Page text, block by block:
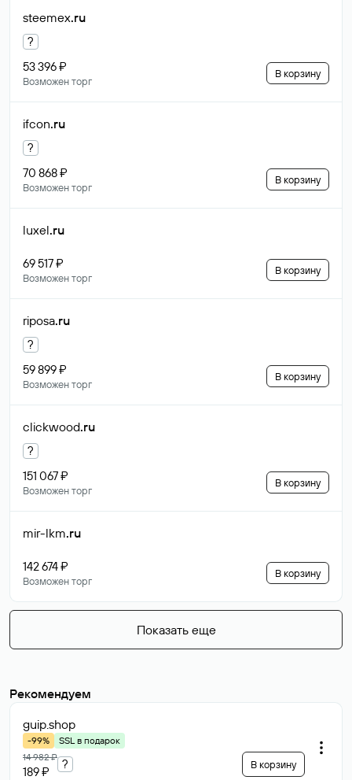
steemex.ru
?
53 396 ₽
Возможен торг
В корзину
ifcon.ru
?
70 868 ₽
Возможен торг
В корзину
luxel.ru
69 517 ₽
Возможен торг
В корзину
riposa.ru
?
59 899 ₽
Возможен торг
В корзину
clickwood.ru
?
151 067 ₽
Возможен торг
В корзину
mir-lkm.ru
142 674 ₽
Возможен торг
В корзину
Показать еще
Рекомендуем
guip.shop
-99%
SSL в подарок
14 982 ₽
189 ₽
? В корзину